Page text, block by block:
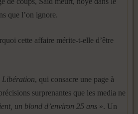
que l’on ignore.
cette affaire mérite-t-elle d’être
Libération, qui consacre une page à
surprenantes que les media ne
un blond d’environ 25 ans ». Un